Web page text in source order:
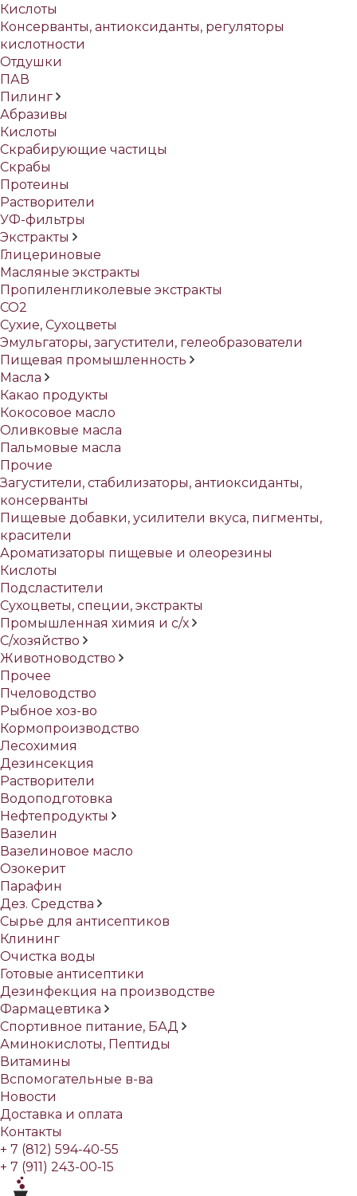
Кислоты
Консерванты, антиоксиданты, регуляторы
кислотности
Отдушки
ПАВ
Пилинг
Абразивы
Кислоты
Скрабирующие частицы
Скрабы
Протеины
Растворители
УФ-фильтры
Экстракты
Глицериновые
Масляные экстракты
Пропиленгликолевые экстракты
СО2
Сухие, Сухоцветы
Эмульгаторы, загустители, гелеобразователи
Пищевая промышленность
Масла
Какао продукты
Кокосовое масло
Оливковые масла
Пальмовые масла
Прочие
Загустители, стабилизаторы, антиоксиданты,
консерванты
Пищевые добавки, усилители вкуса, пигменты,
красители
Ароматизаторы пищевые и олеорезины
Кислоты
Подсластители
Сухоцветы, специи, экстракты
Промышленная химия и с/х
С/хозяйство
Животноводство
Прочее
Пчеловодство
Рыбное хоз-во
Кормопроизводство
Лесохимия
Дезинсекция
Растворители
Водоподготовка
Нефтепродукты
Вазелин
Вазелиновое масло
Озокерит
Парафин
Дез. Средства
Сырье для антисептиков
Клининг
Очистка воды
Готовые антисептики
Дезинфекция на производстве
Фармацевтика
Спортивное питание, БАД
Аминокислоты, Пептиды
Витамины
Вспомогательные в-ва
Новости
Доставка и оплата
Контакты
+ 7 (812) 594-40-55
+ 7 (911) 243-00-15